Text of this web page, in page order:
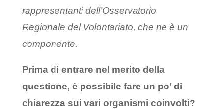
rappresentanti dell’Osservatorio
Regionale del Volontariato, che ne è un
componente.
Prima di entrare nel merito della
questione, è possibile fare un po’ di
chiarezza sui vari organismi coinvolti?